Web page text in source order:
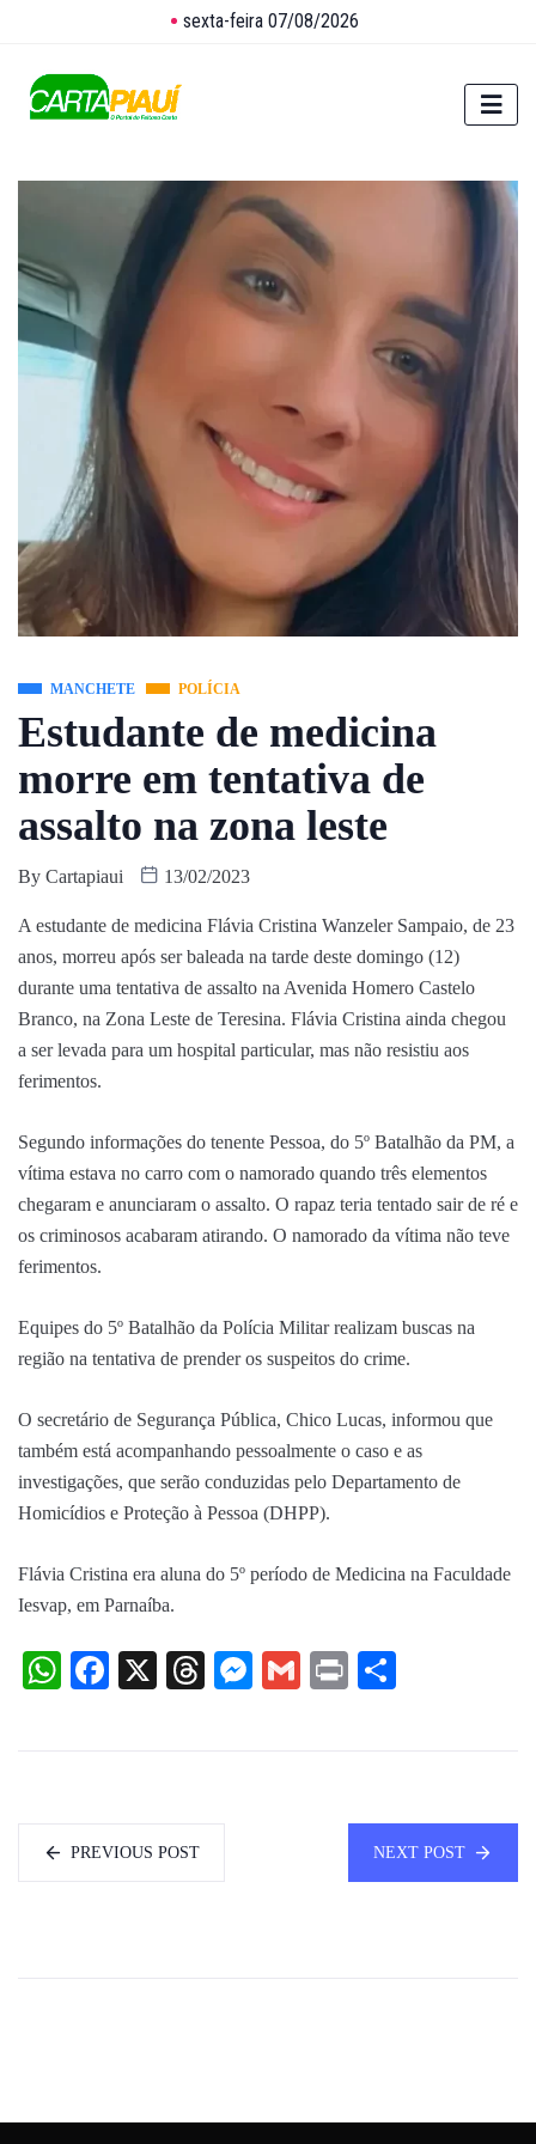
sexta-feira 07/08/2026
MANCHETE POLÍCIA
Estudante de medicina
morre em tentativa de
assalto na zona leste
By Cartapiaui 13/02/2023
A estudante de medicina Flávia Cristina Wanzeler Sampaio, de 23
anos, morreu após ser baleada na tarde deste domingo (12)
durante uma tentativa de assalto na Avenida Homero Castelo
Branco, na Zona Leste de Teresina. Flávia Cristina ainda chegou
a ser levada para um hospital particular, mas não resistiu aos
ferimentos.
Segundo informações do tenente Pessoa, do 5º Batalhão da PM, a
vítima estava no carro com o namorado quando três elementos
chegaram e anunciaram o assalto. O rapaz teria tentado sair de ré e
os criminosos acabaram atirando. O namorado da vítima não teve
ferimentos.
Equipes do 5º Batalhão da Polícia Militar realizam buscas na
região na tentativa de prender os suspeitos do crime.
O secretário de Segurança Pública, Chico Lucas, informou que
também está acompanhando pessoalmente o caso e as
investigações, que serão conduzidas pelo Departamento de
Homicídios e Proteção à Pessoa (DHPP).
Flávia Cristina era aluna do 5º período de Medicina na Faculdade
Iesvap, em Parnaíba.
WhatsApp
Facebook
X Threads
Messenger
Gmail
Print
PREVIOUS POST NEXT POST